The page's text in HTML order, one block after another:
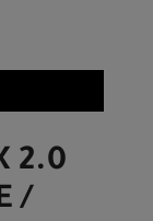
2.0
/